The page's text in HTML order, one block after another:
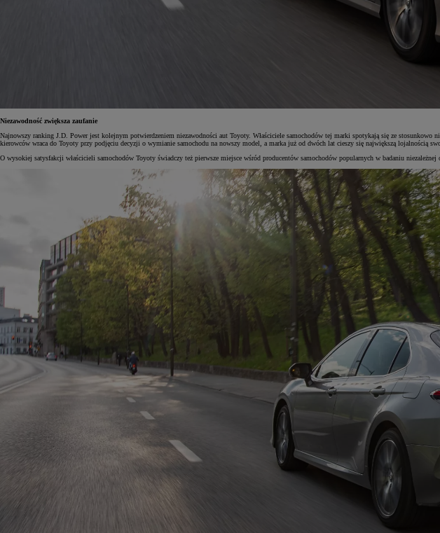
Od 105 300 zł
Corolla Hatchback
HYBRID
Niezawodność zwiększa zaufanie
Najnowszy ranking J.D. Power jest kolejnym potwierdzeniem niezawodności aut Toyoty. Właściciele samochodów tej marki spotykają się ze
kierowców wraca do Toyoty przy podjęciu decyzji o wymianie samochodu na nowszy model, a marka już od dwóch lat cieszy się największą lojalnością
O wysokiej satysfakcji właścicieli samochodów Toyoty świadczy też pierwsze miejsce wśród producentów samochodów popularnych w badaniu